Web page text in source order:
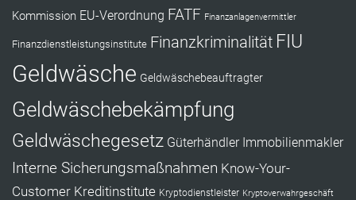
Kommission EU-Verordnung FATF Finanzanlagenvermittler
Finanzdienstleistungsinstitute Finanzkriminalität FIU
Geldwäsche Geldwäschebeauftragter
Geldwäschebekämpfung
Geldwäschegesetz Güterhändler Immobilienmakler
Interne Sicherungsmaßnahmen Know-Your-
Customer Kreditinstitute Kryptodienstleister Kryptoverwahrgeschäft